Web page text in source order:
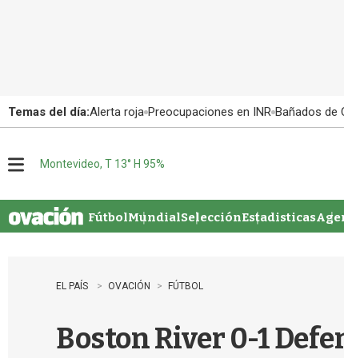
Temas del día:Alerta roja Preocupaciones en INR Bañados de
u
Montevideo, T 13° H 95%
FútbolMundialSelecciónEstadisticas
EL PAÍS OVACIÓN FÚTBOL
Boston River 0-1